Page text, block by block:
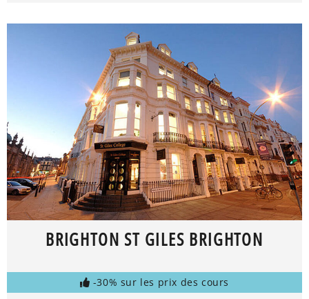
BRIGHTON ST GILES BRIGHTON
-30% sur les prix des cours